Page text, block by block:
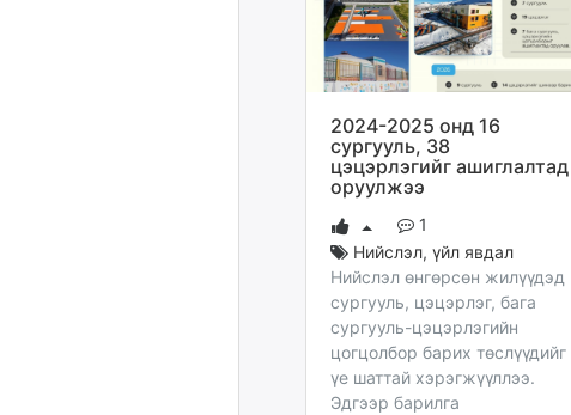
2024-2025 онд 16
сургууль, 38
цэцэрлэгийг ашиглалтад
оруулжээ
1
Нийслэл, үйл явдал
Нийслэл өнгөрсөн жилүүдэд
сургууль, цэцэрлэг, бага
сургууль-цэцэрлэгийн
цогцолбор барих төслүүдийг
үе шаттай хэрэгжүүллээ.
Эдгээр барилга